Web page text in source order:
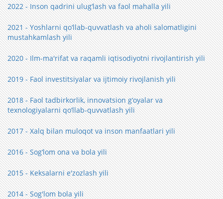
2022 - Inson qadrini ulug‘lash va faol mahalla yili
2021 - Yoshlarni qo‘llab-quvvatlash va aholi salomatligini
mustahkamlash yili
2020 - Ilm-ma'rifat va raqamli iqtisodiyotni rivojlantirish yili
2019 - Faol investitsiyalar va ijtimoiy rivojlanish yili
2018 - Faol tadbirkorlik, innovatsion g‘oyalar va
texnologiyalarni qo‘llab-quvvatlash yili
2017 - Xalq bilan muloqot va inson manfaatlari yili
2016 - Sog‘lom ona va bola yili
2015 - Keksalarni e'zozlash yili
2014 - Sog'lom bola yili